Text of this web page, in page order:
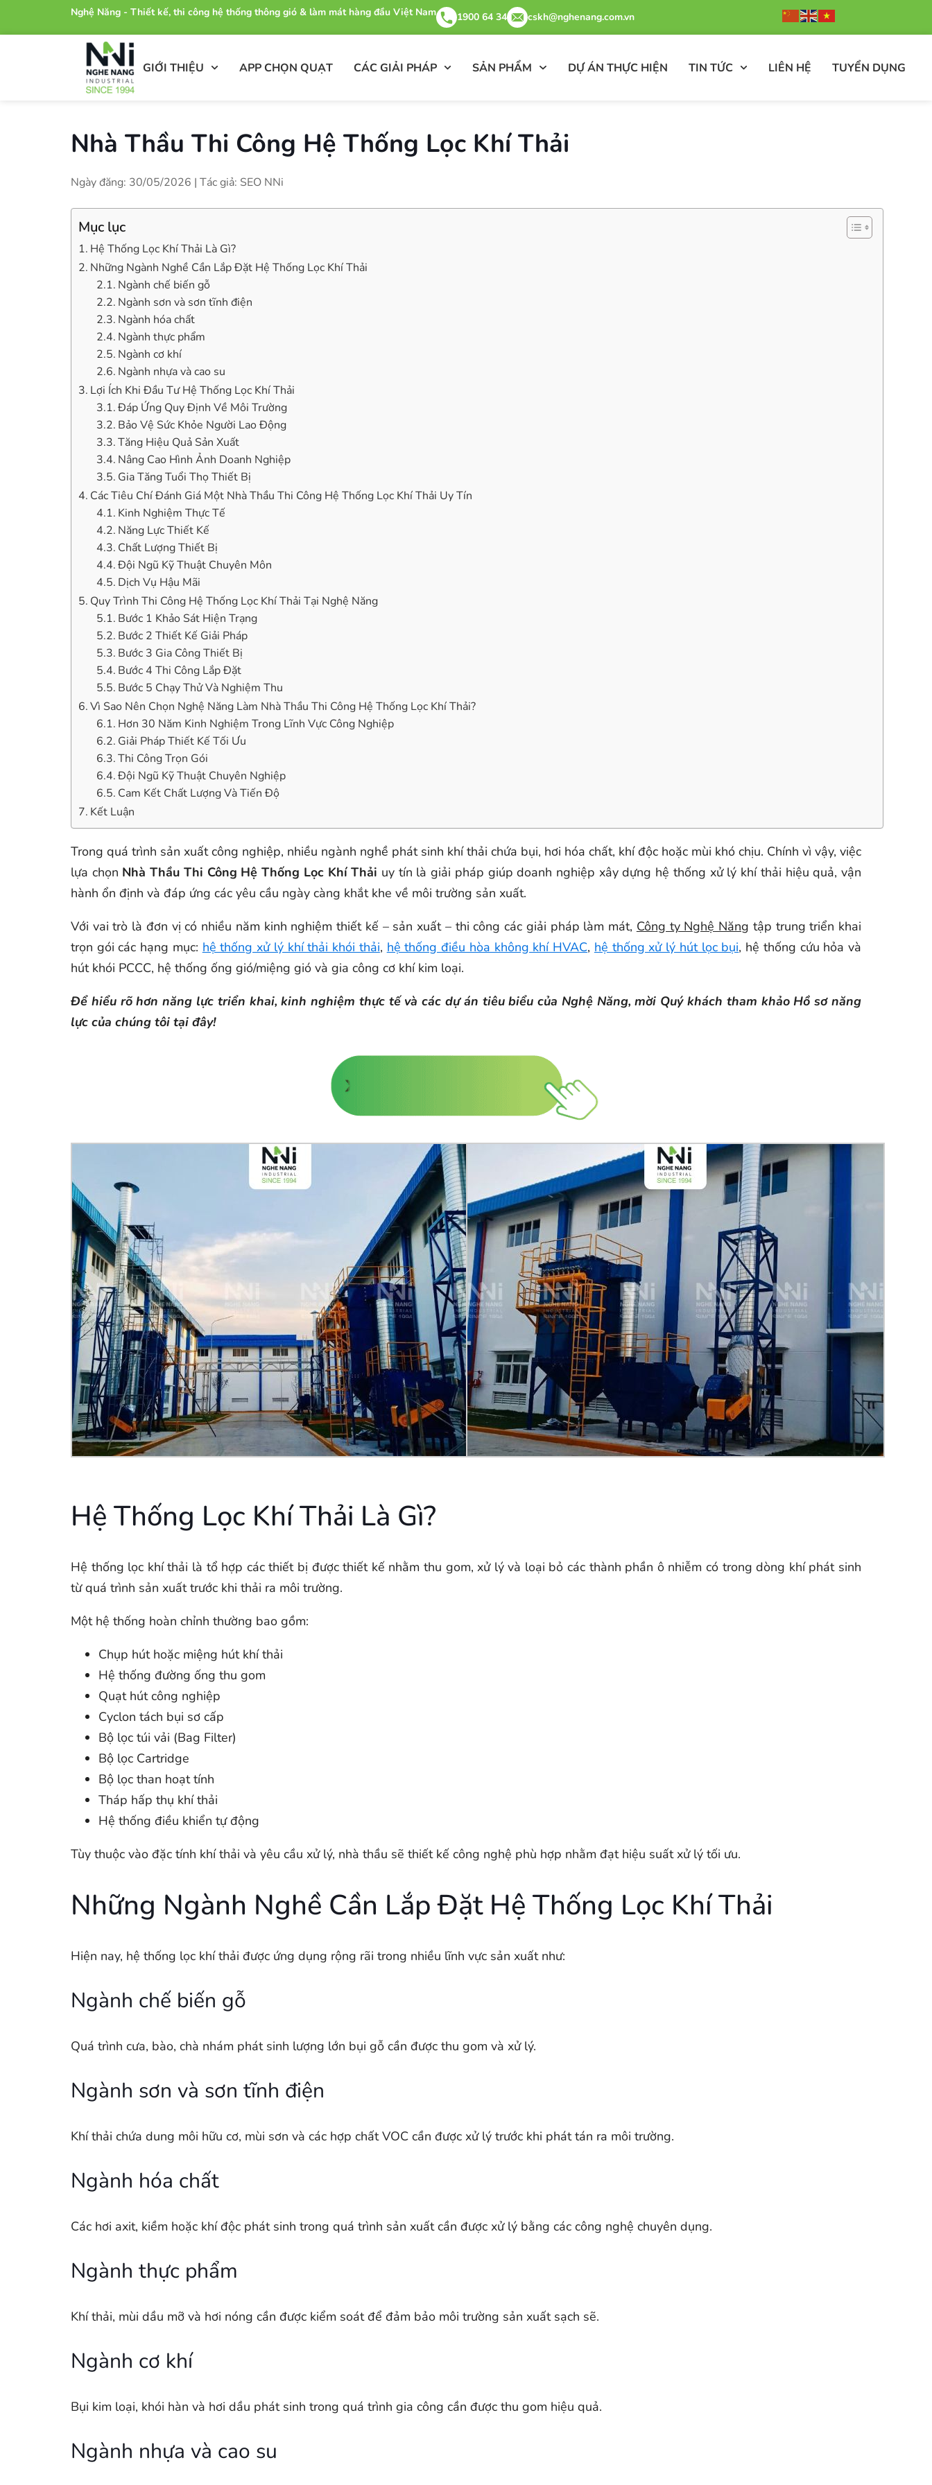
Nghệ Năng - Thiết kế, thi công hệ thống thông gió & làm mát hàng đầu Việt Nam 1900 64 34 cskh@nghenang.com.vn
GIỚI THIỆU APP CHỌN QUẠT CÁC GIẢI PHÁP SẢN PHẨM DỰ ÁN THỰC HIỆN TIN TỨC LIÊN HỆ TUYỂN DỤNG
Nhà Thầu Thi Công Hệ Thống Lọc Khí Thải
Ngày đăng: 30/05/2026 | Tác giả: SEO NNi
Mục lục
Hệ Thống Lọc Khí Thải Là Gì?
Những Ngành Nghề Cần Lắp Đặt Hệ Thống Lọc Khí Thải
Ngành chế biến gỗ
Ngành sơn và sơn tĩnh điện
Ngành hóa chất
Ngành thực phẩm
Ngành cơ khí
Ngành nhựa và cao su
Lợi Ích Khi Đầu Tư Hệ Thống Lọc Khí Thải
Đáp Ứng Quy Định Về Môi Trường
Bảo Vệ Sức Khỏe Người Lao Động
Tăng Hiệu Quả Sản Xuất
Nâng Cao Hình Ảnh Doanh Nghiệp
Gia Tăng Tuổi Thọ Thiết Bị
Các Tiêu Chí Đánh Giá Một Nhà Thầu Thi Công Hệ Thống Lọc Khí Thải Uy Tín
Kinh Nghiệm Thực Tế
Năng Lực Thiết Kế
Chất Lượng Thiết Bị
Đội Ngũ Kỹ Thuật Chuyên Môn
Dịch Vụ Hậu Mãi
Quy Trình Thi Công Hệ Thống Lọc Khí Thải Tại Nghệ Năng
Bước 1 Khảo Sát Hiện Trạng
Bước 2 Thiết Kế Giải Pháp
Bước 3 Gia Công Thiết Bị
Bước 4 Thi Công Lắp Đặt
Bước 5 Chạy Thử Và Nghiệm Thu
Vì Sao Nên Chọn Nghệ Năng Làm Nhà Thầu Thi Công Hệ Thống Lọc Khí Thải?
Hơn 30 Năm Kinh Nghiệm Trong Lĩnh Vực Công Nghiệp
Giải Pháp Thiết Kế Tối Ưu
Thi Công Trọn Gói
Đội Ngũ Kỹ Thuật Chuyên Nghiệp
Cam Kết Chất Lượng Và Tiến Độ
Kết Luận
Trong quá trình sản xuất công nghiệp, nhiều ngành nghề phát sinh khí thải chứa bụi, hơi hóa chất, khí độc hoặc mùi khó chịu. Chính vì vậy, việc
lựa chọn Nhà Thầu Thi Công Hệ Thống Lọc Khí Thải uy tín là giải pháp giúp doanh nghiệp xây dựng hệ thống xử lý khí thải hiệu quả, vận
hành ổn định và đáp ứng các yêu cầu ngày càng khắt khe về môi trường sản xuất.
Với vai trò là đơn vị có nhiều năm kinh nghiệm thiết kế – sản xuất – thi công các giải pháp làm mát, Công ty Nghệ Năng tập trung triển khai
trọn gói các hạng mục: hệ thống xử lý khí thải khói thải, hệ thống điều hòa không khí HVAC, hệ thống xử lý hút lọc bụi, hệ thống cứu hỏa và
hút khói PCCC, hệ thống ống gió/miệng gió và gia công cơ khí kim loại.
Để hiểu rõ hơn năng lực triển khai, kinh nghiệm thực tế và các dự án tiêu biểu của Nghệ Năng, mời Quý khách tham khảo Hồ sơ năng
lực của chúng tôi tại đây!
Hệ Thống Lọc Khí Thải Là Gì?
Hệ thống lọc khí thải là tổ hợp các thiết bị được thiết kế nhằm thu gom, xử lý và loại bỏ các thành phần ô nhiễm có trong dòng khí phát sinh
từ quá trình sản xuất trước khi thải ra môi trường.
Một hệ thống hoàn chỉnh thường bao gồm:
Chụp hút hoặc miệng hút khí thải
Hệ thống đường ống thu gom
Quạt hút công nghiệp
Cyclon tách bụi sơ cấp
Bộ lọc túi vải (Bag Filter)
Bộ lọc Cartridge
Bộ lọc than hoạt tính
Tháp hấp thụ khí thải
Hệ thống điều khiển tự động
Tùy thuộc vào đặc tính khí thải và yêu cầu xử lý, nhà thầu sẽ thiết kế công nghệ phù hợp nhằm đạt hiệu suất xử lý tối ưu.
Những Ngành Nghề Cần Lắp Đặt Hệ Thống Lọc Khí Thải
Hiện nay, hệ thống lọc khí thải được ứng dụng rộng rãi trong nhiều lĩnh vực sản xuất như:
Ngành chế biến gỗ
Quá trình cưa, bào, chà nhám phát sinh lượng lớn bụi gỗ cần được thu gom và xử lý.
Ngành sơn và sơn tĩnh điện
Khí thải chứa dung môi hữu cơ, mùi sơn và các hợp chất VOC cần được xử lý trước khi phát tán ra môi trường.
Ngành hóa chất
Các hơi axit, kiềm hoặc khí độc phát sinh trong quá trình sản xuất cần được xử lý bằng các công nghệ chuyên dụng.
Ngành thực phẩm
Khí thải, mùi dầu mỡ và hơi nóng cần được kiểm soát để đảm bảo môi trường sản xuất sạch sẽ.
Ngành cơ khí
Bụi kim loại, khói hàn và hơi dầu phát sinh trong quá trình gia công cần được thu gom hiệu quả.
Ngành nhựa và cao su